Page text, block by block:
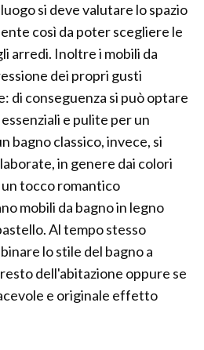
si deve valutare lo spazio
così da poter scegliere le
arredi. Inoltre i mobili da
dei propri gusti
di conseguenza si può optare
e pulite per un
bagno classico, invece, si
in genere dai colori
tocco romantico
mobili da bagno in legno
Al tempo stesso
lo stile del bagno a
dell'abitazione oppure se
e originale effetto